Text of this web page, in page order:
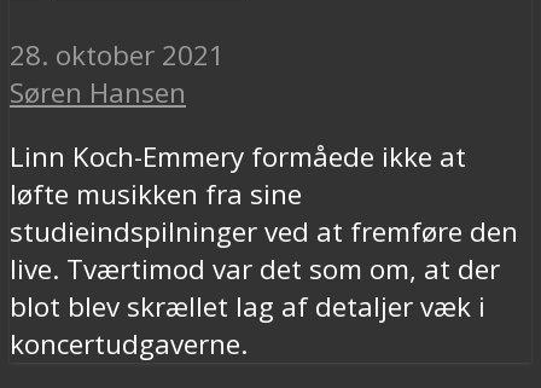
28. oktober 2021
Søren Hansen
Linn Koch-Emmery formåede ikke at
løfte musikken fra sine
studieindspilninger ved at fremføre den
live. Tværtimod var det som om, at der
blot blev skrællet lag af detaljer væk i
koncertudgaverne.